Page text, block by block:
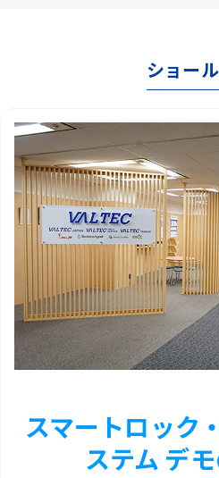
ショー
スマートロック
ステム デ